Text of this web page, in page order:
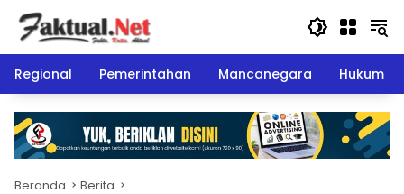
Langsung
konten
Regional
Pemerintahan Mancanegara Hukum
Beranda Berita